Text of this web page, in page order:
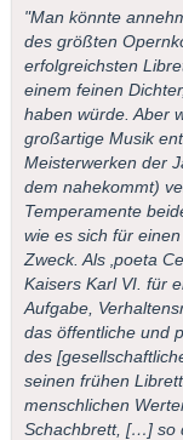
"Man könnte
des größten
erfolgreichsten
einem feinen
haben würde. Aber
großartige Musik
Meisterwerken der
dem nahekommt)
Temperamente
wie es sich für
Zweck. Als ‚poeta
Kaisers Karl VI. für
Aufgabe,
das öffentliche und
des
seinen frühen
menschlichen
Schachbrett, […] so